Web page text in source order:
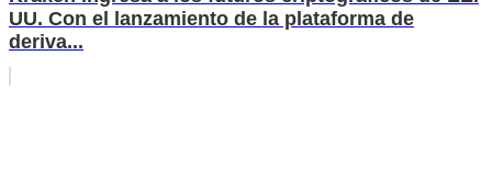
UU. Con el lanzamiento de la plataforma de
deriva...